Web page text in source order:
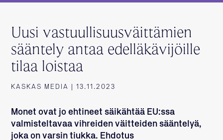
Uusi vastuullisuusväittämien
sääntely antaa edelläkävijöille
tilaa loistaa
KASKAS MEDIA | 13.11.2023
Monet ovat jo ehtineet säikähtää EU:ssa
valmisteltavaa vihreiden väitteiden sääntelyä,
joka on varsin tiukka. Ehdotus